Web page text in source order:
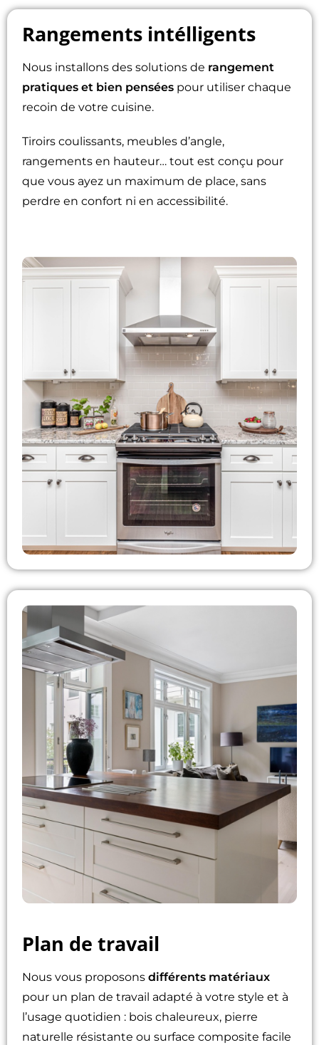
Rangements intélligents
Nous installons des solutions de rangement
pratiques et bien pensées pour utiliser chaque
recoin de votre cuisine.
Tiroirs coulissants, meubles d’angle,
rangements en hauteur… tout est conçu pour
que vous ayez un maximum de place, sans
perdre en confort ni en accessibilité.
Plan de travail
Nous vous proposonsdifférents matériaux
pour un plan de travail adapté à votre style et à
l’usage quotidien : bois chaleureux, pierre
naturelle résistante ou surface composite facile